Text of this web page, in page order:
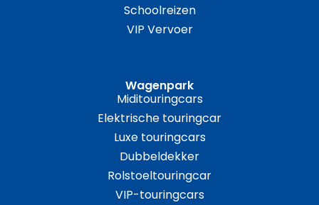
Schoolreizen
VIP Vervoer
Wagenpark
Miditouringcars
Elektrische touringcar
Luxe touringcars
Dubbeldekker
Rolstoeltouringcar
VIP-touringcars